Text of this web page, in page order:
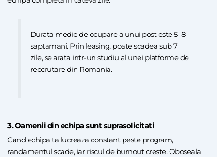
Durata medie de ocupare a unui post este 5–8
saptamani. Prin leasing, poate scadea sub 7
zile, se arata intr-un studiu al unei platforme de
reccrutare din Romania.
3. Oamenii din echipa sunt suprasolicitati
Cand echipa ta lucreaza constant peste program,
randamentul scade, iar riscul de burnout creste. Oboseala